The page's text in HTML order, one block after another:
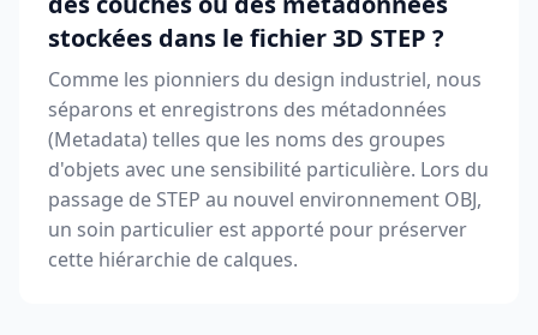
stockées dans le fichier 3D STEP ?
Comme les pionniers du design industriel, nous
séparons et enregistrons des métadonnées
(Metadata) telles que les noms des groupes
d'objets avec une sensibilité particulière. Lors du
passage de STEP au nouvel environnement OBJ,
un soin particulier est apporté pour préserver
cette hiérarchie de calques.